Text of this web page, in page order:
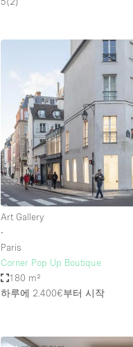
Art Gallery
∙
Paris
Corner Pop Up Boutique
180 m²
하루에 2.400€부터 시작